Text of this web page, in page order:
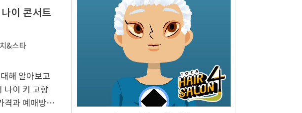
이 콘서트
&스타
해 알아보고
나이 키 고향
격과 예매방법